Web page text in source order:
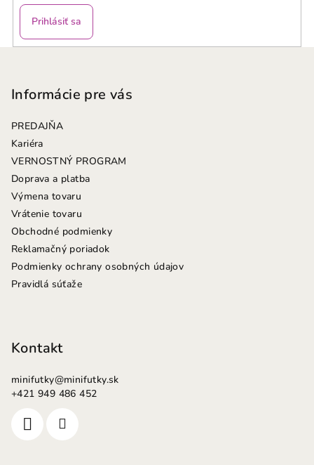
Prihlásiť sa
Informácie pre vás
PREDAJŇA
Kariéra
VERNOSTNÝ PROGRAM
Doprava a platba
Výmena tovaru
Vrátenie tovaru
Obchodné podmienky
Reklamačný poriadok
Podmienky ochrany osobných údajov
Pravidlá súťaže
Kontakt
minifutky@minifutky.sk
+421 949 486 452